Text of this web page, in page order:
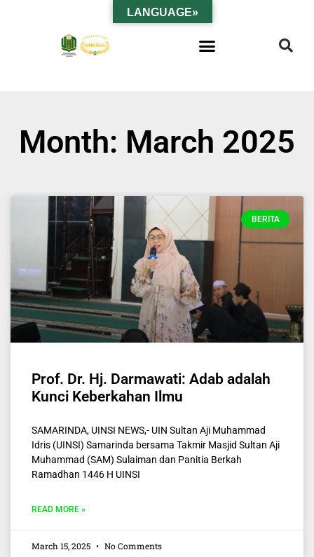
Month: March 2025
BERITA
Prof. Dr. Hj. Darmawati: Adab adalah
Kunci Keberkahan Ilmu
SAMARINDA, UINSI NEWS,- UIN Sultan Aji Muhammad
Idris (UINSI) Samarinda bersama Takmir Masjid Sultan Aji
Muhammad (SAM) Sulaiman dan Panitia Berkah
Ramadhan 1446 H UINSI
READ MORE »
March 15, 2025 No Comments
LANGUAGE»